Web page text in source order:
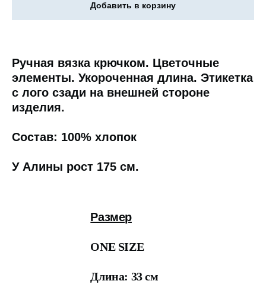
Добавить в корзину
Ручная вязка крючком. Цветочные
элементы. Укороченная длина. Этикетка
с лого сзади на внешней стороне
изделия.
Cостав: 100% хлопок
У Алины рост 175 см.
Размер
ONE SIZE
Длина: 33 см